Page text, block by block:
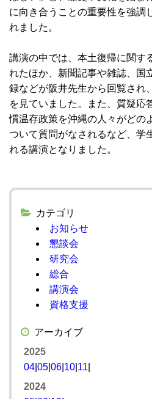
に向き合うことの重要性を強調
れました。
講演の中では、本土復帰に関す
れたほか、新聞記事や雑誌、国
録などが阪井先生から回覧され
を見ていました。また、質疑応
慣温存政策を沖縄の人々がどの
ついて質問がなされるなど、学
れる講演となりました。
カテゴリ
お知らせ
懇談会
研究会
総合
講演会
資格支援
アーカイブ
2025
04 05 06 10 11
2024